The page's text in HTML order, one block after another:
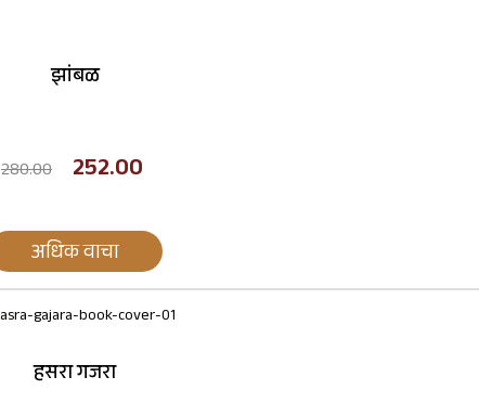
झांबळ
280.00 252.00
अधिक वाचा
हसरा गजरा